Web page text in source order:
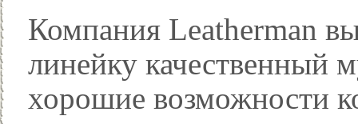
Компания Leatherman
линейку качественный
хорошие возможности